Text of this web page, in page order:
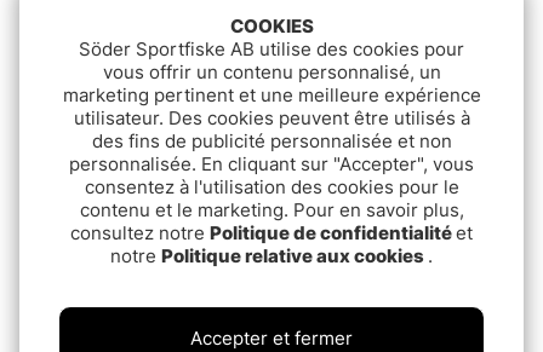
COOKIES
Söder Sportfiske AB utilise des cookies pour
vous offrir un contenu personnalisé, un
marketing pertinent et une meilleure expérience
utilisateur. Des cookies peuvent être utilisés à
des fins de publicité personnalisée et non
personnalisée. En cliquant sur "Accepter", vous
consentez à l'utilisation des cookies pour le
contenu et le marketing. Pour en savoir plus,
consultez notre Politique de confidentialitéet
notre Politique relative aux cookies .
Accepter et fermer